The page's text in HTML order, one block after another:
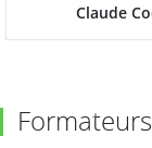
Claude
Formateurs